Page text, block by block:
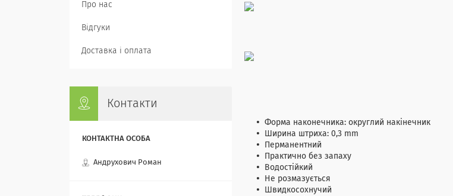
Форма наконечника: округлий накінечник
Ширина штриха: 0,3 mm
Перманентний
Практично без запаху
Водостійкий
Не розмазується
Швидкосохнучий
Про нас
Відгуки
Доставка і оплата
Контакти
Андрухович Роман